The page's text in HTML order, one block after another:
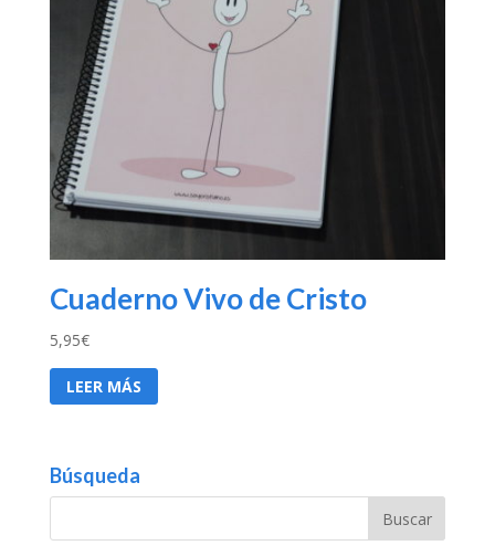
Cuaderno Vivo de Cristo
5,95€
LEER MÁS
Búsqueda